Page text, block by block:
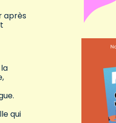
après
qui